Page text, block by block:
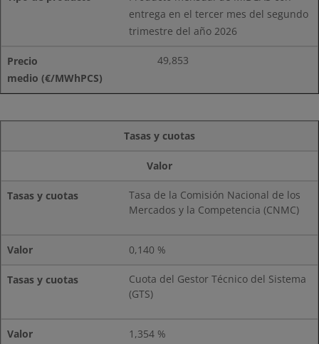
entrega en el tercer mes del segundo
trimestre del año 2026
49,853
Tasas y cuotas
Valor
Tasa de la Comisión Nacional de los
Mercados y la Competencia (CNMC)
0,140 %
Cuota del Gestor Técnico del Sistema
(GTS)
1,354 %